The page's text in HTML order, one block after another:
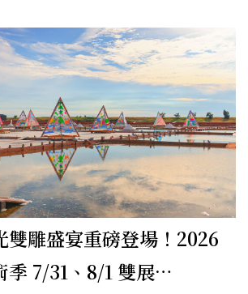
雙雕盛宴重磅登場！2026
季 7/31、8/1 雙展…